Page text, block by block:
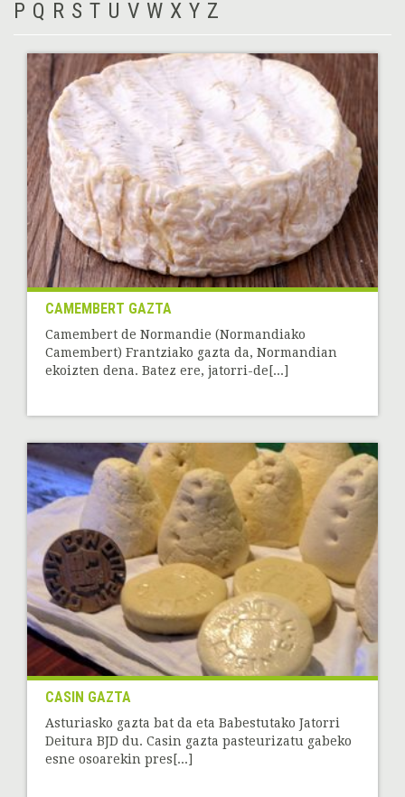
P Q R S T U V W X Y Z
CAMEMBERT GAZTA
Camembert de Normandie (Normandiako
Camembert) Frantziako gazta da, Normandian
ekoizten dena. Batez ere, jatorri-de[...]
CASIN GAZTA
Asturiasko gazta bat da eta Babestutako Jatorri
Deitura BJD du. Casin gazta pasteurizatu gabeko
esne osoarekin pres[...]